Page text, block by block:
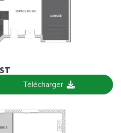
Télécharger